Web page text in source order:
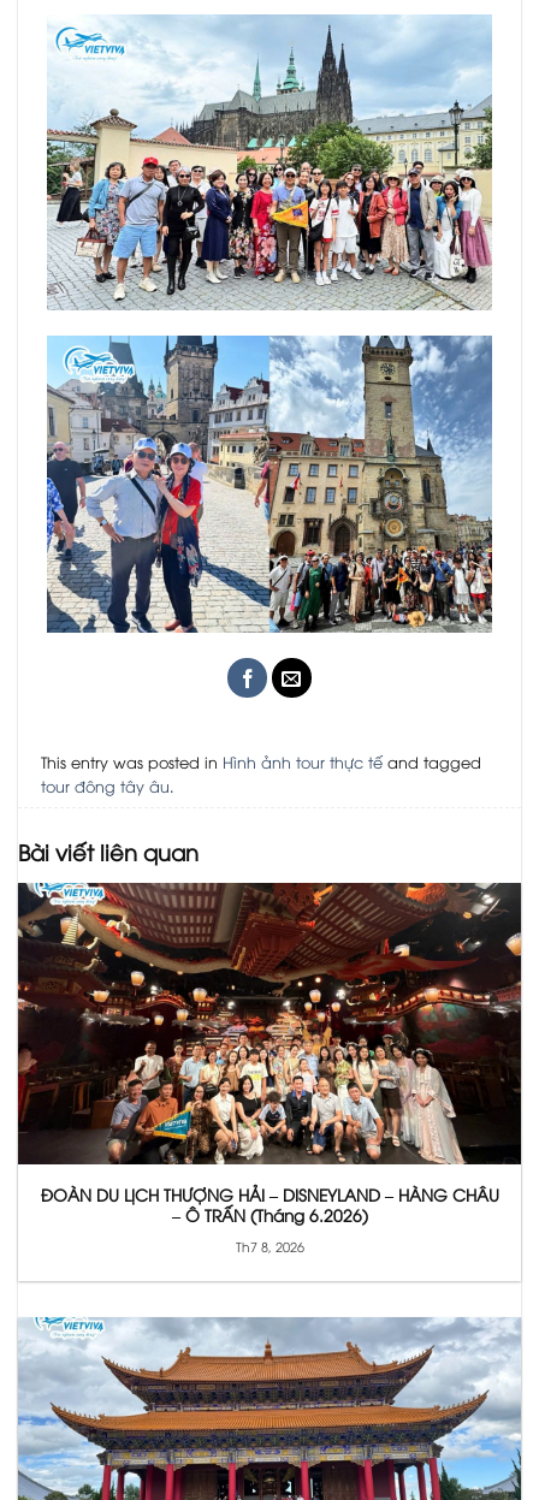
This entry was posted in Hình ảnh tour thực tế and tagged
tour đông tây âu.
Bài viết liên quan
ĐOÀN DU LỊCH THƯỢNG HẢI – DISNEYLAND – HÀNG CHÂU
– Ô TRẤN (Tháng 6.2026)
Th7 8, 2026